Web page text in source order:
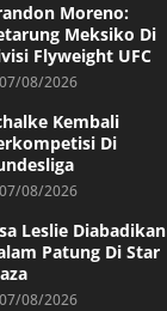
Moreno:
Meksiko Di
Flyweight UFC
07/08/2026
Kembali
Di
07/08/2026
Leslie Diabadikan
Patung Di Star
07/08/2026